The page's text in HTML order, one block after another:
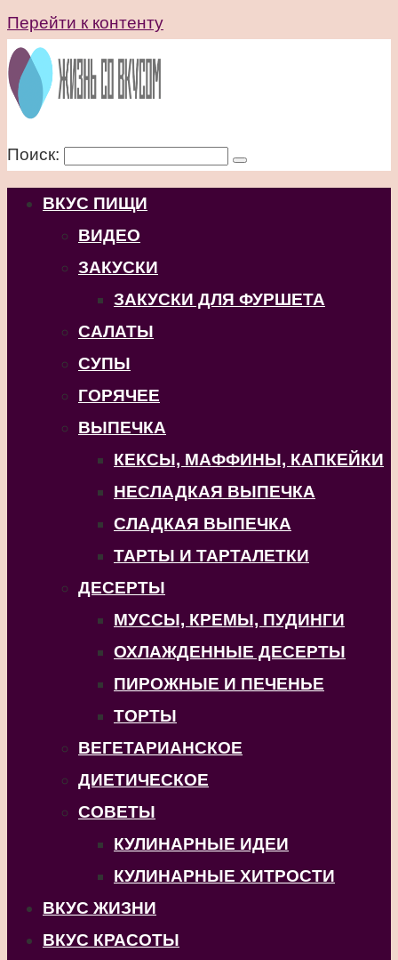
Перейти к контенту
Поиск:
ВКУС ПИЩИ
ВИДЕО
ЗАКУСКИ
ЗАКУСКИ ДЛЯ ФУРШЕТА
САЛАТЫ
СУПЫ
ГОРЯЧЕЕ
ВЫПЕЧКА
КЕКСЫ, МАФФИНЫ, КАПКЕЙКИ
НЕСЛАДКАЯ ВЫПЕЧКА
СЛАДКАЯ ВЫПЕЧКА
ТАРТЫ И ТАРТАЛЕТКИ
ДЕСЕРТЫ
МУССЫ, КРЕМЫ, ПУДИНГИ
ОХЛАЖДЕННЫЕ ДЕСЕРТЫ
ПИРОЖНЫЕ И ПЕЧЕНЬЕ
ТОРТЫ
ВЕГЕТАРИАНСКОЕ
ДИЕТИЧЕСКОЕ
СОВЕТЫ
КУЛИНАРНЫЕ ИДЕИ
КУЛИНАРНЫЕ ХИТРОСТИ
ВКУС ЖИЗНИ
ВКУС КРАСОТЫ